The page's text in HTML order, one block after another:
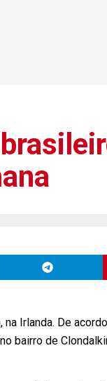
Irlanda. De
bairro de